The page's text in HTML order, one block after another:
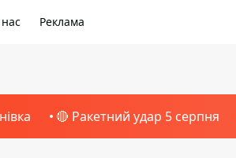
Реклама
🔴 Ракетний удар 5 серпня